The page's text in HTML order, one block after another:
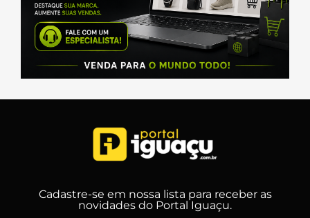
Cadastre-se em nossa lista para receber as
novidades do Portal Iguaçu.